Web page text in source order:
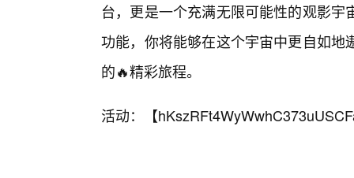
台，更是一个充满无限可能性的观影
功能，你将能够在这个宇宙中更自如
的🔥精彩旅程。
活动：【